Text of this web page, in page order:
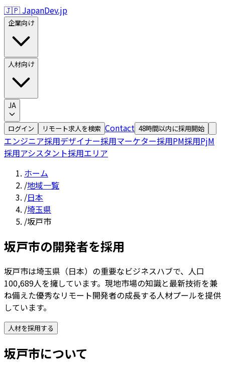
🇯🇵 JapanDev.jp
企業向け
人材向け
JA
ログイン リモート求人を検索 Contact 48時間以内に採用開始
エンジニア採用デザイナー採用マーケター採用PM採用PjM
採用アシスタント採用エリア
ホーム
/地域一覧
/日本
/埼玉県
/坂戸市
坂戸市の開発者を採用
坂戸市は埼玉県（日本）の重要なビジネスハブで、人口
100,689人を擁しています。現地市場の知識と最新技術を兼
ね備えた優秀なリモート開発者の成長する人材プールを提供
しています。
人材を採用する
坂戸市について